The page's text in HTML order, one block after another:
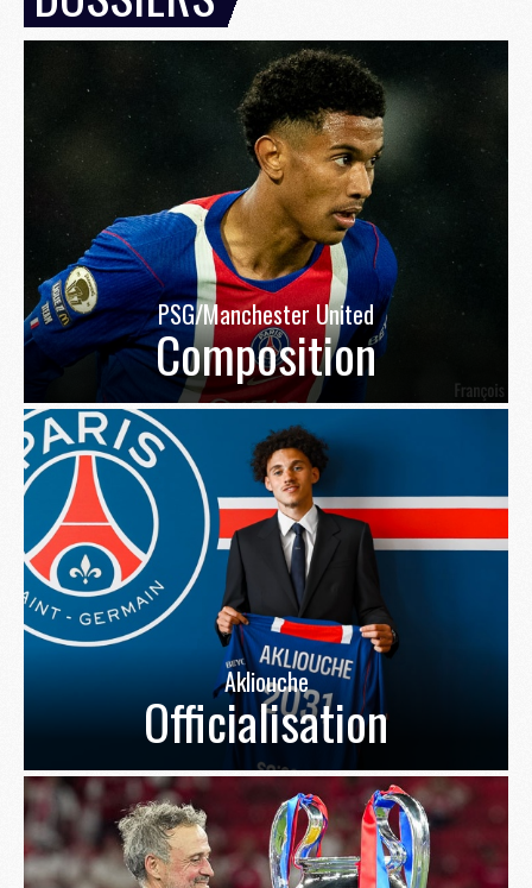
PSG/Manchester United
Composition
Akliouche
Officialisation